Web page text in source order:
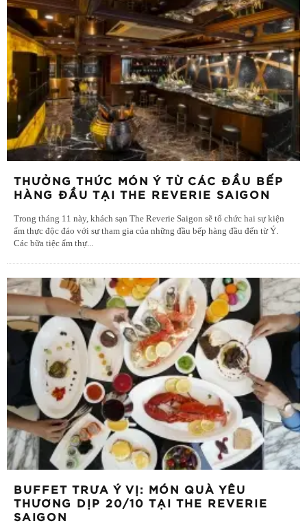
THƯỞNG THỨC MÓN Ý TỪ CÁC ĐẦU BẾP
HÀNG ĐẦU TẠI THE REVERIE SAIGON
Trong tháng 11 này, khách sạn The Reverie Saigon sẽ tổ chức hai sự kiện
ẩm thực độc đáo với sự tham gia của những đầu bếp hàng đầu đến từ Ý.
Các bữa tiệc ẩm thự...
BUFFET TRƯA Ý VỊ: MÓN QUÀ YÊU
THƯƠNG DỊP 20/10 TẠI THE REVERIE
SAIGON